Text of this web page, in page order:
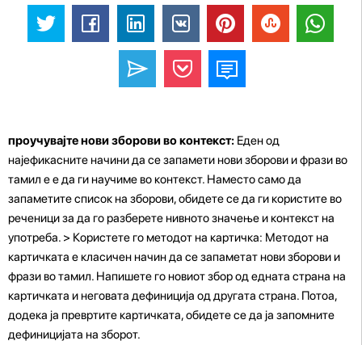
проучувајте нови зборови во контекст: Еден од
најефикасните начини да се запамети нови зборови и фрази во
тамил е е да ги научиме во контекст. Наместо само да
запаметите список на зборови, обидете се да ги користите во
реченици за да го разберете нивното значење и контекст на
употреба. > Користете го методот на картичка: Методот на
картичката е класичен начин да се запаметат нови зборови и
фрази во тамил. Напишете го новиот збор од едната страна на
картичката и неговата дефиниција од другата страна. Потоа,
додека ја превртите картичката, обидете се да ја запомните
дефиницијата на зборот.